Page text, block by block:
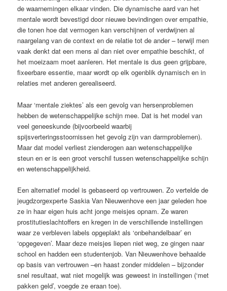
de waarnemingen elkaar vinden. Die dynamische aard van het
mentale wordt bevestigd door nieuwe bevindingen over empathie,
die tonen hoe dat vermogen kan verschijnen of verdwijnen al
naargelang van de context en de relatie tot de ander – terwijl men
vaak denkt dat een mens al dan niet over empathie beschikt, of
het moeizaam moet aanleren. Het ­mentale is dus geen grijpbare,
fixeerbare ­essentie, maar wordt op elk ogenblik ­dynamisch en in
relaties met anderen gerealiseerd.
Maar ‘mentale ziektes’ als een gevolg van hersenproblemen
hebben de wetenschappelijke schijn mee. Dat is het model van
veel geneeskunde (bijvoorbeeld waarbij
spijsverteringsstoornissen het gevolg zijn van darmproblemen).
Maar dat ­model verliest zienderogen aan wetenschappelijke
steun en er is een groot ­verschil tussen wetenschappelijke schijn
en wetenschappelijkheid.
Een alternatief model is gebaseerd op vertrouwen. Zo vertelde de
jeugdzorg­experte Saskia Van Nieuwenhove een jaar geleden hoe
ze in haar eigen huis acht jonge meisjes opnam. Ze waren
prostitutieslachtoffers en kregen in de verschillende instellingen
waar ze verbleven labels ­opgeplakt als ‘onbehandelbaar’ en
‘opgegeven’. Maar deze meisjes liepen niet weg, ze gingen naar
school en hadden een studentenjob. Van Nieuwenhove behaalde
op basis van vertrouwen –en haast zonder middelen – bijzonder
snel resultaat, wat niet mogelijk was geweest in ­instellingen (‘met
pakken geld’, voegde ze eraan toe).